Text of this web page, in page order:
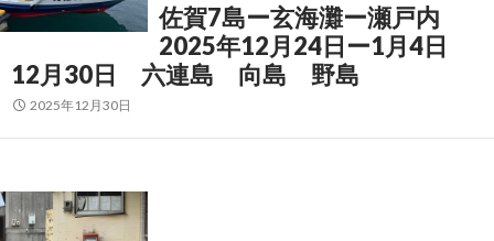
佐賀7島ー玄海灘ー瀬戸内
2025年12月24日ー1月4日
12月30日 六連島 向島 野島
2025年12月30日